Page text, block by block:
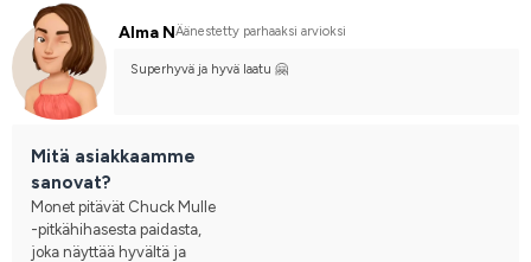
Alma NÄänestetty parhaaksi arvioksi
Superhyvä ja hyvä laatu 🤗
Mitä asiakkaamme
sanovat?
Monet pitävät Chuck Mulle
-pitkähihasesta paidasta,
joka näyttää hyvältä ja